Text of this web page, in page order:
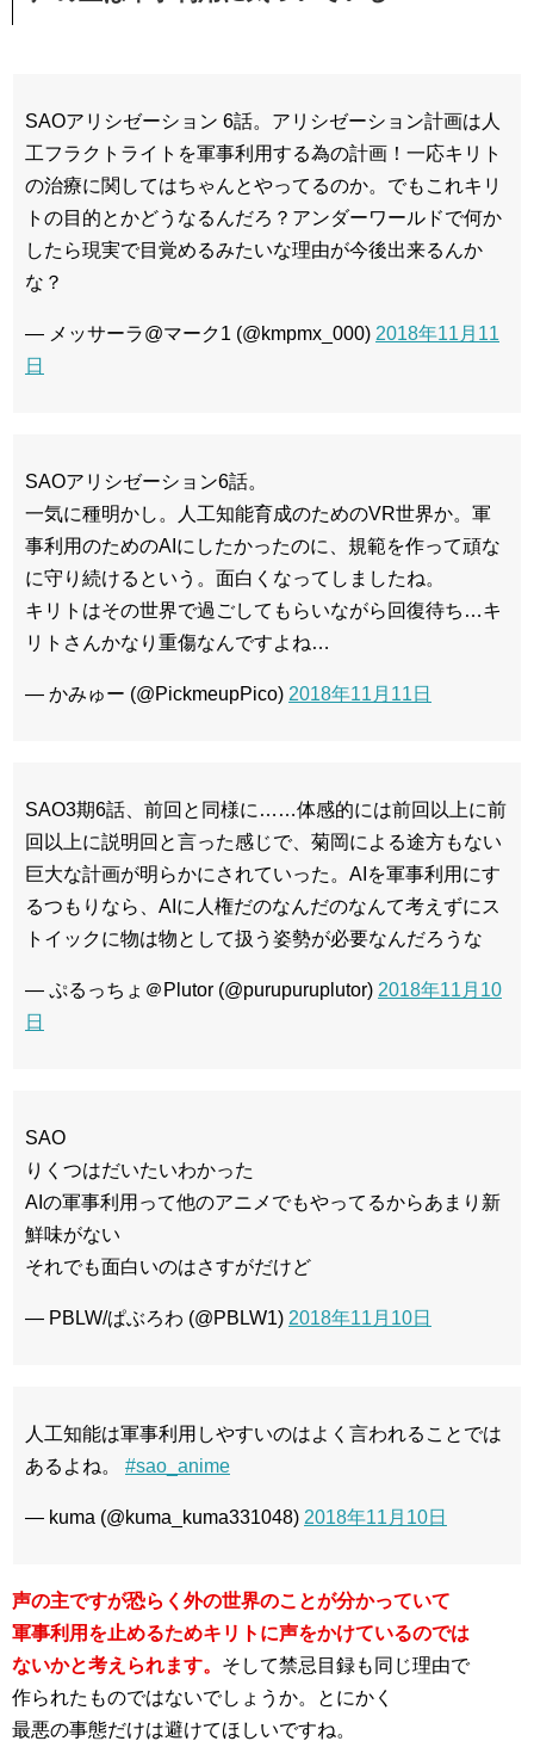
SAOアリシゼーション 6話。アリシゼーション計画は人
工フラクトライトを軍事利用する為の計画！一応キリト
の治療に関してはちゃんとやってるのか。でもこれキリ
トの目的とかどうなるんだろ？アンダーワールドで何か
したら現実で目覚めるみたいな理由が今後出来るんか
な？
— メッサーラ@マーク1 (@kmpmx_000) 2018年11月11
日
SAOアリシゼーション6話。
一気に種明かし。人工知能育成のためのVR世界か。軍
事利用のためのAIにしたかったのに、規範を作って頑な
に守り続けるという。面白くなってしましたね。
キリトはその世界で過ごしてもらいながら回復待ち…キ
リトさんかなり重傷なんですよね…
— かみゅー (@PickmeupPico) 2018年11月11日
SAO3期6話、前回と同様に……体感的には前回以上に前
回以上に説明回と言った感じで、菊岡による途方もない
巨大な計画が明らかにされていった。AIを軍事利用にす
るつもりなら、AIに人権だのなんだのなんて考えずにス
トイックに物は物として扱う姿勢が必要なんだろうな
— ぷるっちょ＠Plutor (@purupuruplutor) 2018年11月10
日
SAO
りくつはだいたいわかった
AIの軍事利用って他のアニメでもやってるからあまり新
鮮味がない
それでも面白いのはさすがだけど
— PBLW/ぱぶろわ (@PBLW1) 2018年11月10日
人工知能は軍事利用しやすいのはよく言われることでは
あるよね。 #sao_anime
— kuma (@kuma_kuma331048) 2018年11月10日
声の主ですが恐らく外の世界のことが分かっていて
軍事利用を止めるためキリトに声をかけているのでは
ないかと考えられます。 そして禁忌目録も同じ理由で
作られたものではないでしょうか。とにかく
最悪の事態だけは避けてほしいですね。